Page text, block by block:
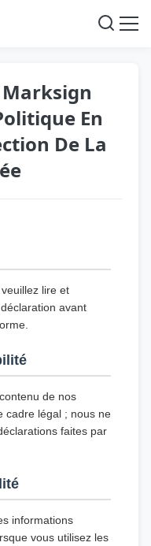
En
De La
lire et
avant
de nos
cadre légal ; nous ne
faites par
informations
vous utilisez les